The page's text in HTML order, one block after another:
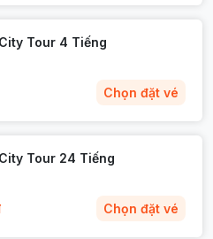
đình, nhóm bạn và du
quan thành phố một
để tận hưởng hành
đầy thú vị và đáng
Tour 4 Tiếng
Chọn đặt vé
Tour 24 Tiếng
Chọn đặt vé